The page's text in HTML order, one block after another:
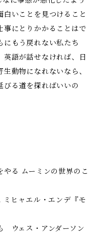
いことを見つけること
事にとりかかることはで
にもう戻れない私たち
英語が話せなければ、日
動物になれないなら、
びる道を探ればいいの
る ムーミンの世界のこ
ヒャエル・エンデ『モ
ウェス・アンダーソン